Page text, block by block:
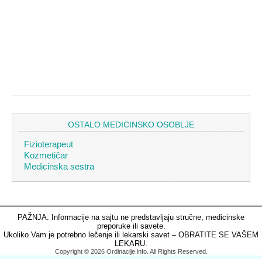
OSTALO MEDICINSKO OSOBLJE
Fizioterapeut
Kozmetičar
Medicinska sestra
PAŽNJA: Informacije na sajtu ne predstavljaju stručne, medicinske
preporuke ili savete.
Ukoliko Vam je potrebno lečenje ili lekarski savet – OBRATITE SE VAŠEM
LEKARU.
Copyright © 2026 Ordinacije.info. All Rights Reserved.